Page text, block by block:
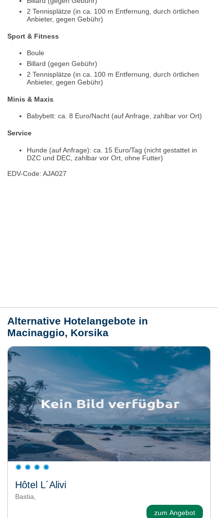
2 Tennisplätze (in ca. 100 m Entfernung, durch örtlichen
Anbieter, gegen Gebühr)
Sport & Fitness
Boule
Billard (gegen Gebühr)
2 Tennisplätze (in ca. 100 m Entfernung, durch örtlichen
Anbieter, gegen Gebühr)
Minis & Maxis
Babybett: ca. 8 Euro/Nacht (auf Anfrage, zahlbar vor Ort)
Service
Hunde (auf Anfrage): ca. 15 Euro/Tag (nicht gestattet in
DZC und DEC, zahlbar vor Ort, ohne Futter)
EDV-Code: AJA027
Alternative Hotelangebote in
Macinaggio, Korsika
Hôtel L´Alivi
Bastia,
zum Angebot